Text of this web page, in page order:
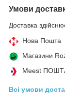
Умови
Доставка
Нова Пошта
Магазини
Meest
Всі умови